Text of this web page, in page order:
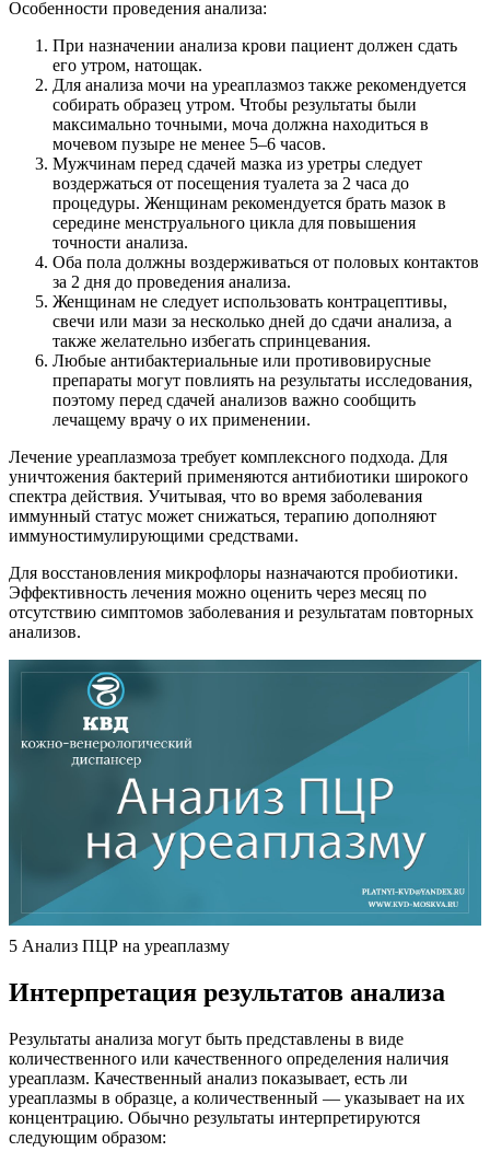
Особенности проведения анализа:
При назначении анализа крови пациент должен сдать
его утром, натощак.
Для анализа мочи на уреаплазмоз также рекомендуется
собирать образец утром. Чтобы результаты были
максимально точными, моча должна находиться в
мочевом пузыре не менее 5–6 часов.
Мужчинам перед сдачей мазка из уретры следует
воздержаться от посещения туалета за 2 часа до
процедуры. Женщинам рекомендуется брать мазок в
середине менструального цикла для повышения
точности анализа.
Оба пола должны воздерживаться от половых контактов
за 2 дня до проведения анализа.
Женщинам не следует использовать контрацептивы,
свечи или мази за несколько дней до сдачи анализа, а
также желательно избегать спринцевания.
Любые антибактериальные или противовирусные
препараты могут повлиять на результаты исследования,
поэтому перед сдачей анализов важно сообщить
лечащему врачу о их применении.
Лечение уреаплазмоза требует комплексного подхода. Для
уничтожения бактерий применяются антибиотики широкого
спектра действия. Учитывая, что во время заболевания
иммунный статус может снижаться, терапию дополняют
иммуностимулирующими средствами.
Для восстановления микрофлоры назначаются пробиотики.
Эффективность лечения можно оценить через месяц по
отсутствию симптомов заболевания и результатам повторных
анализов.
5 Анализ ПЦР на уреаплазму
Интерпретация результатов анализа
Результаты анализа могут быть представлены в виде
количественного или качественного определения наличия
уреаплазм. Качественный анализ показывает, есть ли
уреаплазмы в образце, а количественный — указывает на их
концентрацию. Обычно результаты интерпретируются
следующим образом: